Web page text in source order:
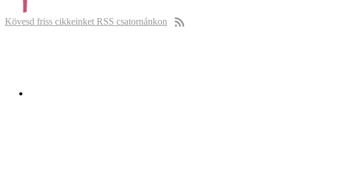
Kövesd friss cikkeinket RSS csatornánkon